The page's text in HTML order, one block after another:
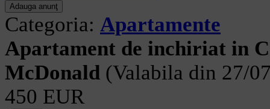
Categoria: Apartamente
Apartament de inchiriat in
McDonald (Valabila din 27/
450 EUR